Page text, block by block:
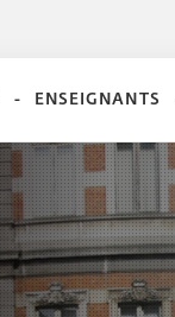
ENSEIGNANTS